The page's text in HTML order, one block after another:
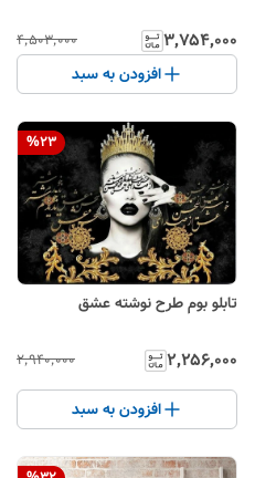
۳٬۷۵۴٬۰۰۰ ۴٬۵۰۳٬۰۰۰
افزودن به سبد
%23
تابلو بوم طرح نوشته عشق
۲٬۲۵۶٬۰۰۰ ۲٬۹۴۰٬۰۰۰
افزودن به سبد